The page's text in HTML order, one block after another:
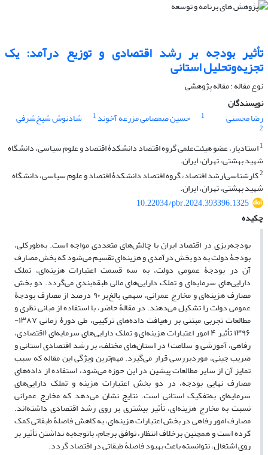
تأثیر بودجه بر رشد اقتصادی و توزیع درآمد: یک
تجزیه‌وتحلیل استانی
نوع مقاله : مقاله پژوهشی
نویسندگان
رضا محسنی
1 حسین صمصامی مزرعه آخوند 1 شادنوش شیخ‌شرفی
2
1استادیار، عضو هیئت‌علمی گروه اقتصاد دانشکدۀ اقتصاد و علوم سیاسی، دانشگاه
شهید بهشتی، تهران، ایران.
2کارشناسی‌ارشد اقتصاد، گروه اقتصاد دانشکدۀ اقتصاد و علوم سیاسی، دانشگاه
شهید بهشتی، تهران، ایران.
10.22034/pbr.2024.393396.1325
چکیده
بودجه‌ریزی در اقتصاد ایران با چالش­‌های متعددی مواجه است. به‌طورکلی،
بودجۀ دولت به دو بخش درآمدی و هزینه‌­ای تقسیم می‌­شود که بخش مصارف
آن در بودجۀ عمومی دولت، به سه قسمت اعتبارات هزینه‌ای، تملک
دارایی‌های سرمایه‌ای و تملک دارایی‌های مالی طبقه‌بندی می­‌گردد. دو بخش
مصارف هزینه‌ای و مخارج عمرانی، سهمی بالغ‌بر ۹۰ درصد از مصارف بودجۀ
عمومی دولت را تشکیل می‌دهند. در مقالۀ حاضر، با استفاده از مبانی نظری و
مطالعات تجربی مبتنی بر رهیافت داده­‌های ترکیبی، طی دورۀ زمانی ۱۳۸۷-
۱۳۹۶ تأثیر ۴ امور اعتبارات هزینه‌ای و تملک دارایی‌های سرمایه‌ای (اقتصادی،
رفاهی، آموزشی و سلامت) در استان‌های مختلف، بر رشد اقتصادی استانی و
ضریب جینی، موردبررسی قرار می­‌گیرد. مهم‌ترین ویژگی این مقاله که سبب
تمایز آن از سایر مطالعات پیشین در این حوزه می‌شود، استفاده از داده‌های
مصارف نهایی بودجه، در دو بخش اعتبارات هزینه و تملک دارایی‌های
سرمایه‌ای به‌تفکیک استانی است. نتایج نشان می‌دهد که مخارج عمرانی
نسبت به مخارج هزینه‌ای، تأثیر بیشتری بر روی رشد اقتصادی داشته‌اند.
مصارف امور رفاهی در بخش اعتبارات هزینه‌ای، به کاهش فاصلۀ طبقاتی کمک
کرده است و همچنین برخلاف انتظار، توافق برجام، باتوجه‌به نداشتن تأثیر بر
روی اشتغال، نتوانسته باعث بهبود فاصلۀ طبقاتی در اقتصاد گردد.